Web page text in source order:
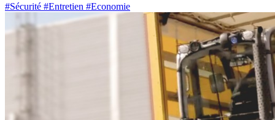
#Sécurité #Entretien #Economie